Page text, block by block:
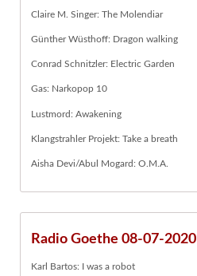
Claire M. Singer: The Molendiar
Günther Wüsthoff: Dragon walking
Conrad Schnitzler: Electric Garden
Gas: Narkopop 10
Lustmord: Awakening
Klangstrahler Projekt: Take a breath
Aisha Devi/Abul Mogard: O.M.A.
Radio Goethe 08-07-2020
Karl Bartos: I was a robot